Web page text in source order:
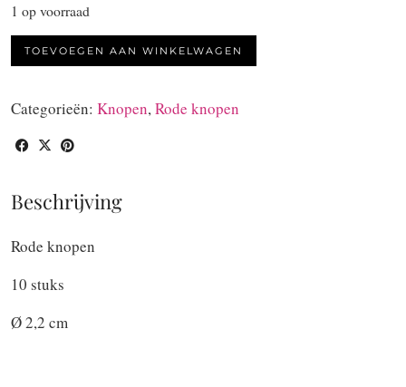
1 op voorraad
Rode
knopen
stuks
aantal
TOEVOEGEN AAN WINKELWAGEN
Categorieën: Knopen,Rode knopen
Beschrijving
Rode knopen
10 stuks
Ø 2,2 cm